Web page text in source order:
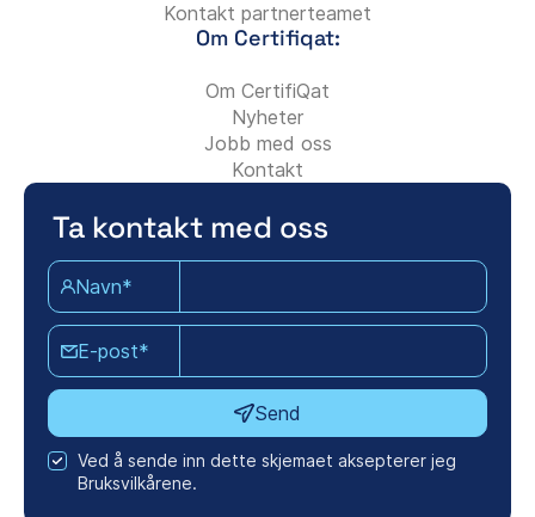
Kontakt partnerteamet
Om Certifiqat:
Om CertifiQat
Nyheter
Jobb med oss
Kontakt
Ta kontakt med oss
Navn*
E-post*
Send
Ved å sende inn dette skjemaet aksepterer jeg
Bruksvilkårene.